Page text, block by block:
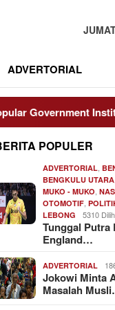
ADVERTORIAL
Institutions
POPULER
ADVERTORIAL ,
BENGKULU UTARA
MUKO - MUKO ,
OTOMOTIF ,
LEBONG
5310
Tunggal Putra
England…
ADVERTORIAL
Jokowi Minta
Masalah